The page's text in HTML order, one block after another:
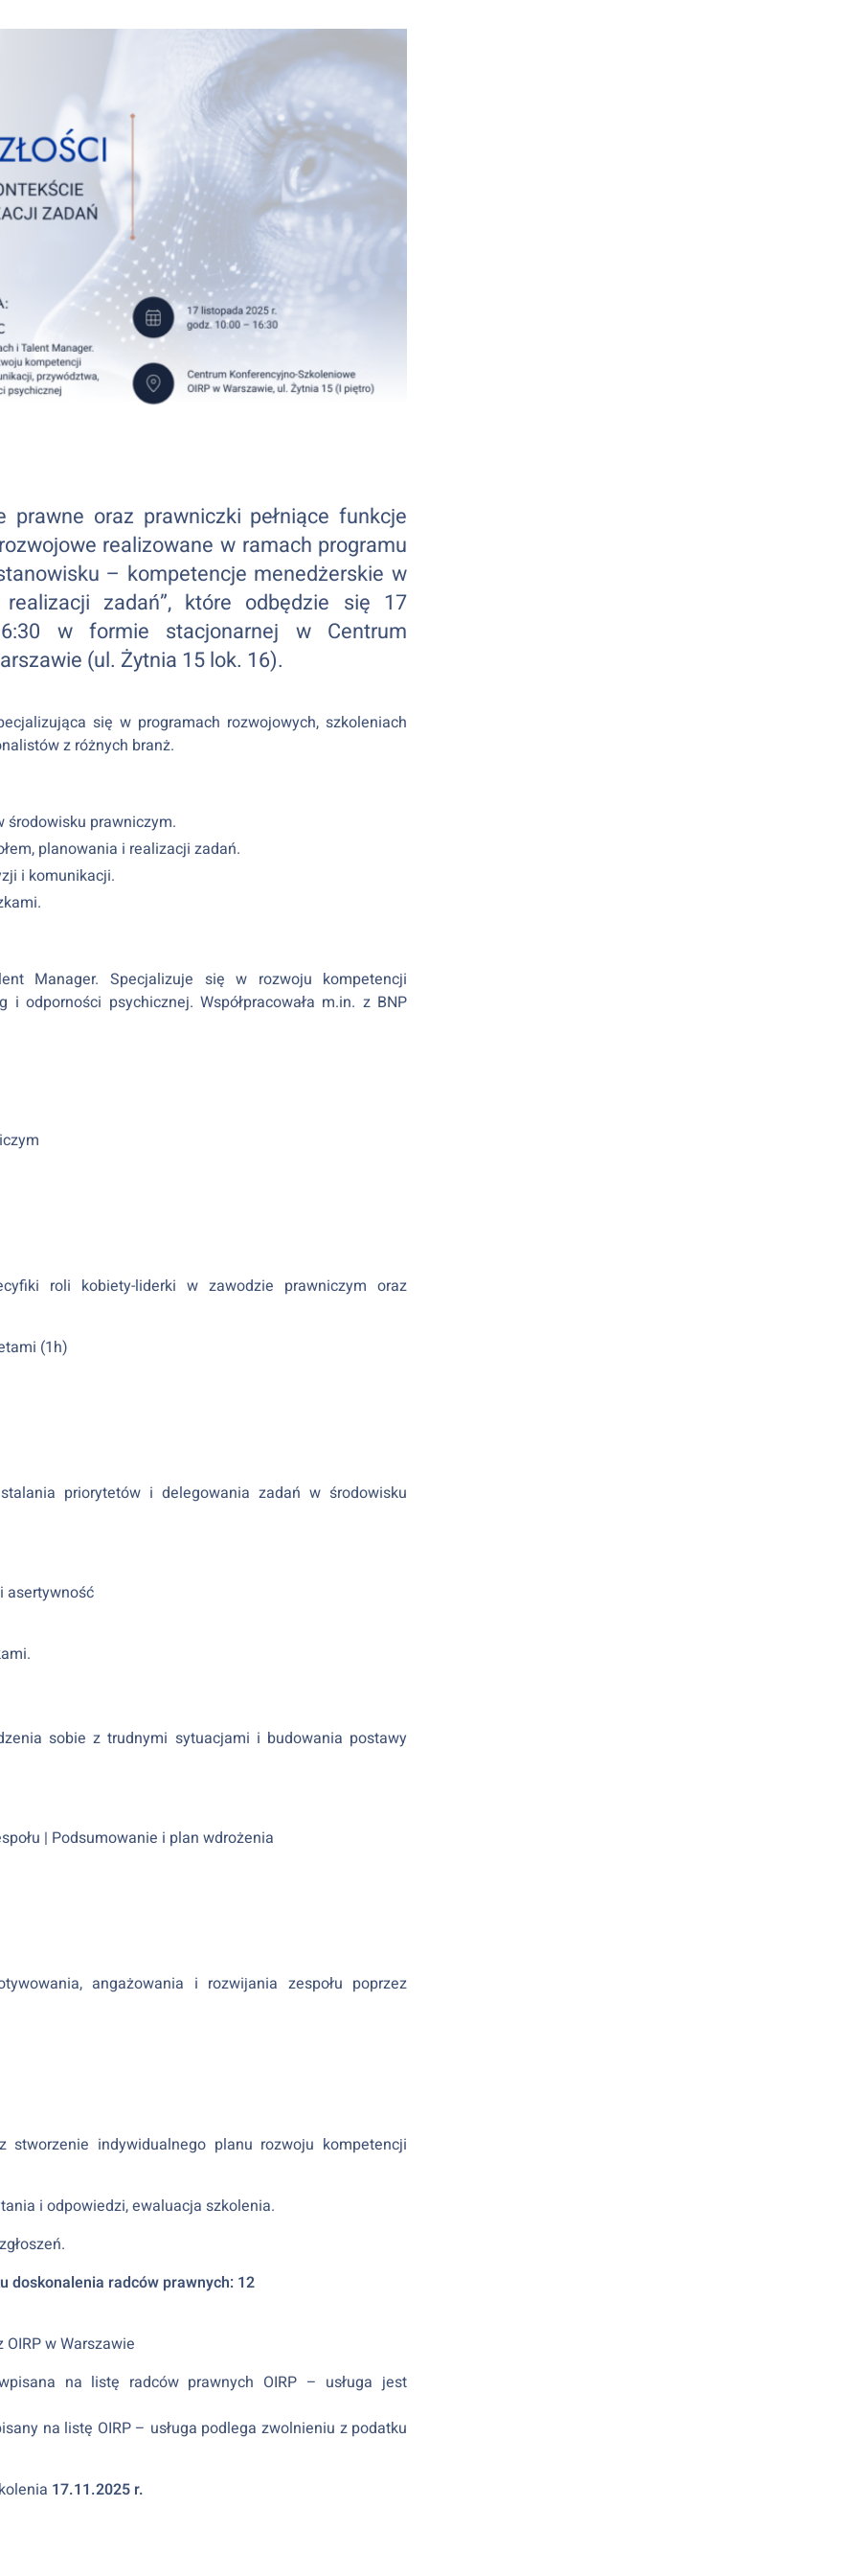
prawne oraz prawniczki pełniące funkcje
realizowane w ramach programu
– kompetencje menedżerskie w
zadań”, które odbędzie się 17
w formie stacjonarnej w Centrum
(ul. Żytnia 15 lok. 16).
się w programach rozwojowych, szkoleniach
z różnych branż.
prawniczym.
planowania i realizacji zadań.
i komunikacji.
Manager. Specjalizuje się w rozwoju kompetencji
odporności psychicznej. Współpracowała m.in. z BNP
roli kobiety-liderki w zawodzie prawniczym oraz
(1h)
priorytetów i delegowania zadań w środowisku
asertywność
sobie z trudnymi sytuacjami i budowania postawy
| Podsumowanie i plan wdrożenia
angażowania i rozwijania zespołu poprzez
indywidualnego planu rozwoju kompetencji
i odpowiedzi, ewaluacja szkolenia.
doskonalenia radców prawnych: 12
w Warszawie
na listę radców prawnych OIRP – usługa jest
na listę OIRP – usługa podlega zwolnieniu z podatku
17.11.2025 r.